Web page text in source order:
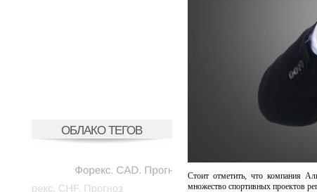
ОБЛАКО ТЕГОВ
Стоит отметить, что компания
множество спортивных проектов